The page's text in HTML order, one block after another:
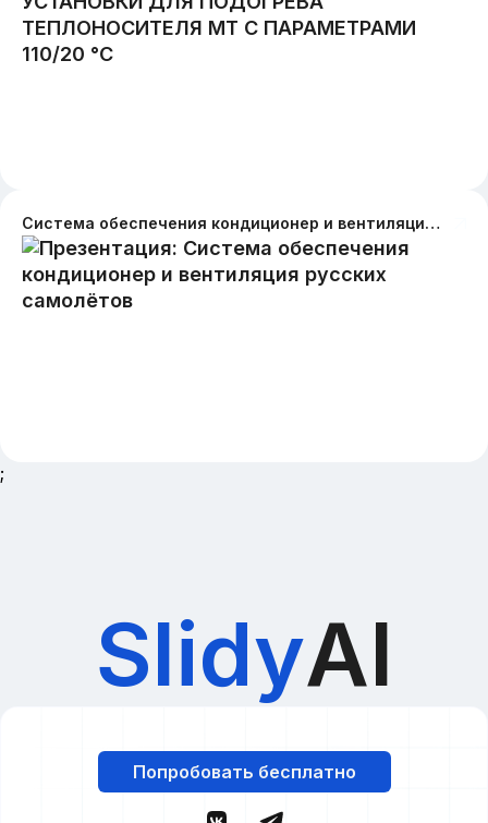
Система обеспечения кондиционер и вентиляция русских самолётов
;
SlidyAI
Попробовать бесплатно